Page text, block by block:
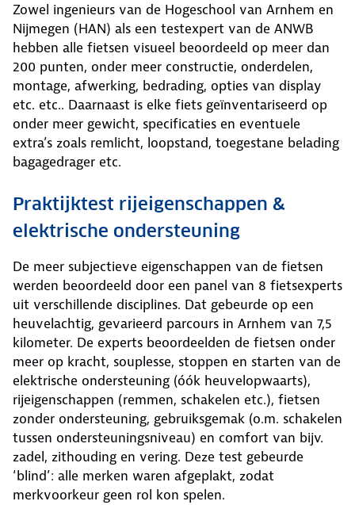
Zowel ingenieurs van de Hogeschool van Arnhem en
Nijmegen (HAN) als een testexpert van de ANWB
hebben alle fietsen visueel beoordeeld op meer dan
200 punten, onder meer constructie, onderdelen,
montage, afwerking, bedrading, opties van display
etc. etc.. Daarnaast is elke fiets geïnventariseerd op
onder meer gewicht, specificaties en eventuele
extra’s zoals remlicht, loopstand, toegestane belading
bagagedrager etc.
Praktijktest rijeigenschappen &
elektrische ondersteuning
De meer subjectieve eigenschappen van de fietsen
werden beoordeeld door een panel van 8 fietsexperts
uit verschillende disciplines. Dat gebeurde op een
heuvelachtig, gevarieerd parcours in Arnhem van 7,5
kilometer. De experts beoordeelden de fietsen onder
meer op kracht, souplesse, stoppen en starten van de
elektrische ondersteuning (óók heuvelopwaarts),
rijeigenschappen (remmen, schakelen etc.), fietsen
zonder ondersteuning, gebruiksgemak (o.m. schakelen
tussen ondersteuningsniveau) en comfort van bijv.
zadel, zithouding en vering. Deze test gebeurde
‘blind’: alle merken waren afgeplakt, zodat
merkvoorkeur geen rol kon spelen.